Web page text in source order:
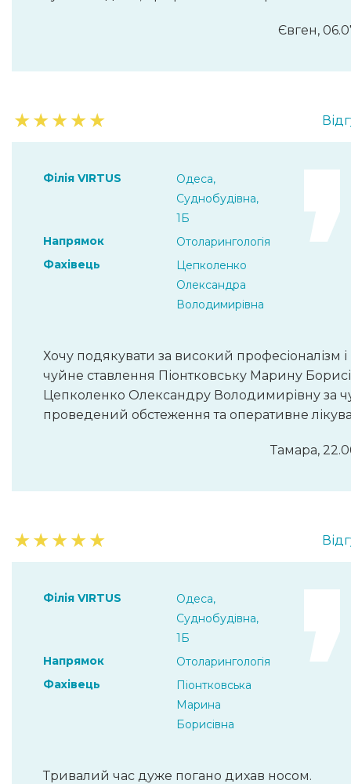
Євген,
★★★★★
Філія VIRTUS
Одеса,
Суднобудівна,
1Б
Напрямок
Отоларингологія
Фахівець
Цепколенко
Олександра
Володимирівна
Хочу подякувати за високий професіоналізм і
чуйне ставлення Піонтковську Марину
Цепколенко Олександру Володимирівну за
проведений обстеження та оперативне
Тамара,
★★★★★
Філія VIRTUS
Одеса,
Суднобудівна,
1Б
Напрямок
Отоларингологія
Фахівець
Піонтковська
Марина
Борисівна
Тривалий час дуже погано дихав носом.